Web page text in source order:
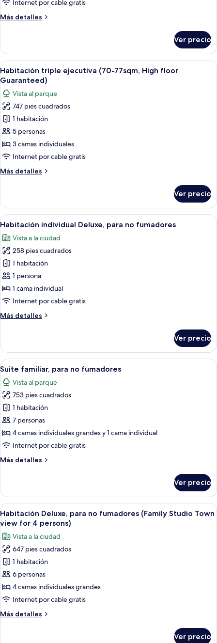
fumadores
Floor)
Internet por cable gratis
Más detalles
Más
junior,
para
no
fumadores
High
Floor)
Ver precio
Abrir
todas
las
fotos
de
Habitación
triple
ejecutiva
(70-
High
Habitación de hotel moderna con
6
Habitación triple ejecutiva (70-77sqm, High floor
Guaranteed)
Vista al parque
747 pies cuadrados
1 habitación
5 personas
3 camas individuales
Internet por cable gratis
Más detalles
Más
triple
ejecutiva
(70-
High
floor
Guaranteed)
Ver precio
Abrir
todas
las
fotos
de
Habitación
individual
Deluxe,
no
Habitación de hotel con una cama
4
Habitación individual Deluxe, para no fumadores
Vista a la ciudad
258 pies cuadrados
1 habitación
1 persona
1 cama individual
Internet por cable gratis
Más detalles
Más
individual
Deluxe,
para
fumadores
Ver precio
Abrir
todas
las
fotos
de
Suite
familiar,
para
fumadores
Una habitación de hotel con una
5
Suite familiar, para no fumadores
Vista al parque
753 pies cuadrados
1 habitación
7 personas
4 camas individuales grandes y 1 cama individual
Internet por cable gratis
Más detalles
Más
familiar,
para
no
fumadores
Ver precio
Abrir
todas
las
fotos
de
Habitación
Deluxe,
para
no
(Family
Una habitación de hotel con dos
6
Habitación Deluxe, para no fumadores (Family Studio Town
view for 4 persons)
Vista a la ciudad
647 pies cuadrados
1 habitación
6 personas
4 camas individuales grandes
Internet por cable gratis
Más detalles
Más
Ver precio